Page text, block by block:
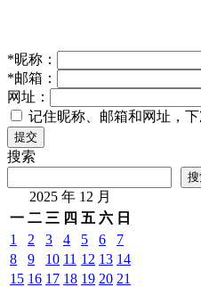
*昵称：
*邮箱：
网址：
记住昵称、邮箱和网址，
提交
搜索
2025 年 12 月
一 二 三 四 五 六 日
1
2 3 4 5 6
7
8
9 10 11 12 13 14
15 16 17 18 19 20 21